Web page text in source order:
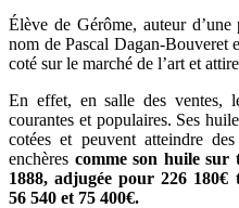
Élève de Gérôme, auteur
nom de Pascal Dagan-Bouveret
coté sur le marché de l’art et
En effet, en salle des ventes,
courantes et populaires. Ses
cotées et peuvent atteindre
enchères comme son huile sur
1888, adjugée pour 226 180€
56 540 et 75 400€.